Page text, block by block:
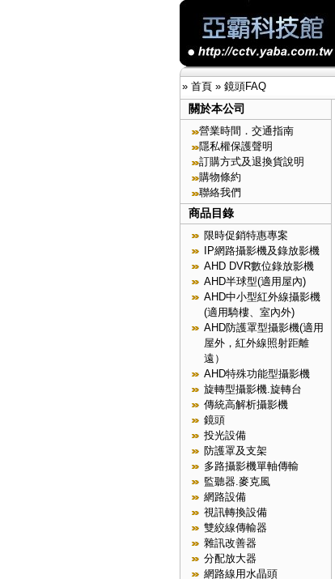
» 首頁 » 鏡頭FAQ
關於本公司
營業時間．交通指南
隱私權保護聲明
訂購方式及退換貨說明
購物條約
聯絡我們
商品目錄
限時促銷特惠專案
IP網路攝影機及錄放影機
AHD DVR數位錄放影機
AHD半球型(適用屋內)
AHD中小型紅外線攝影機
(適用騎樓、室內外)
AHD防護罩型攝影機(適用
屋外，紅外線照射距離
遠）
AHD特殊功能型攝影機
旋轉型攝影機.旋轉台
傳統高解析攝影機
鏡頭
投光設備
防護罩及支架
多路攝影機單軸傳輸
監聽器.麥克風
網路設備
視訊轉換設備
雙絞線傳輸器
雜訊改善器
分配放大器
網路線用水晶頭